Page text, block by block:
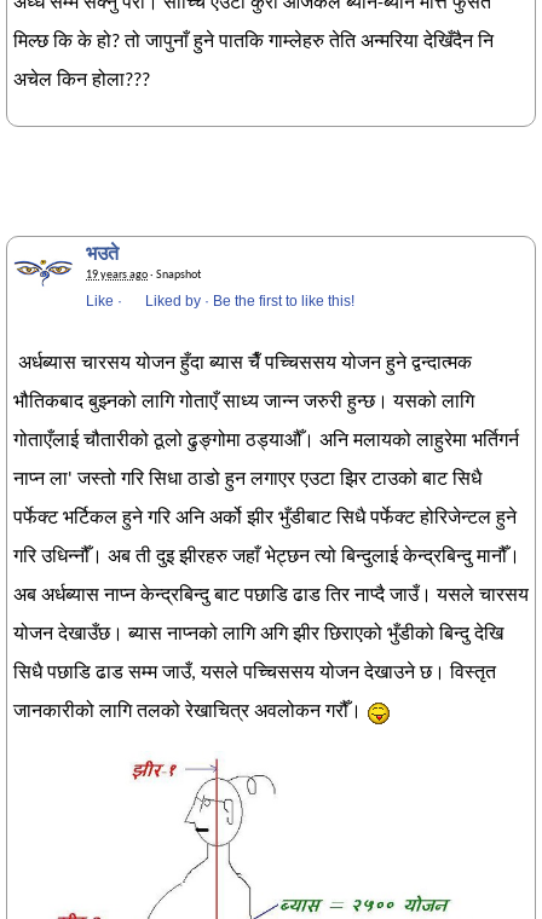
अध्धे सम्म सक्नु परो। साँच्चि एउटा कुरा आजकल ब्यान-ब्यान मात्तै फुर्सत
मिल्छ कि के हो? तो जापुनाँ हुने पातकि गाम्लेहरु तेति अन्मरिया देखिँदैन नि
अचेल किन होला???
भउते
19 years ago· Snapshot
Like · Liked by · Be the first to like this!
अर्धब्यास चारसय योजन हुँदा ब्यास चैँ पच्चिससय योजन हुने द्वन्दात्मक
भौतिकबाद बुझ्नको लागि गोताएँ साध्य जान्न जरुरी हुन्छ। यसको लागि
गोताएँलाई चौतारीको ठूलो ढुङ्गोमा ठड्याऔँ। अनि मलायको लाहुरेमा भर्तिगर्न
नाप्न ला' जस्तो गरि सिधा ठाडो हुन लगाएर एउटा झिर टाउको बाट सिधै
पर्फेक्ट भर्टिकल हुने गरि अनि अर्को झीर भुँडीबाट सिधै पर्फेक्ट होरिजेन्टल हुने
गरि उधिन्नौँ। अब ती दुइ झीरहरु जहाँ भेट्छन त्यो बिन्दुलाई केन्द्रबिन्दु मानौँ।
अब अर्धब्यास नाप्न केन्द्रबिन्दु बाट पछाडि ढाड तिर नाप्दै जाउँ। यसले चारसय
योजन देखाउँछ। ब्यास नाप्नको लागि अगि झीर छिराएको भुँडीको बिन्दु देखि
सिधै पछाडि ढाड सम्म जाउँ, यसले पच्चिससय योजन देखाउने छ। विस्तृत
जानकारीको लागि तलको रेखाचित्र अवलोकन गरौँ।